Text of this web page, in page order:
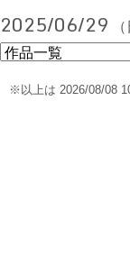
2025/06/29 （
※以上は 2026/08/08